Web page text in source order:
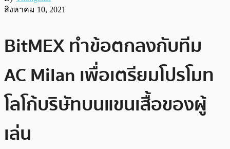
สิงหาคม 10, 2021
BitMEX ทำข้อตกลงกับทีม
AC Milan เพื่อเตรียมโปรโมท
โลโก้บริษัทบนแขนเสื้อของผู้
เล่น